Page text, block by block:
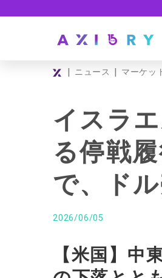
| ニュース | マーケッ
イスラ
る停戦
で、ド
2026/06/05
【米国】中